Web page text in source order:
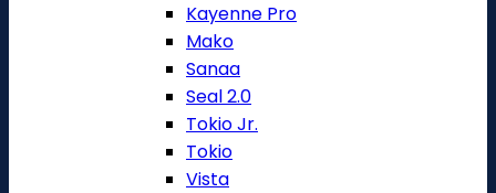
Kayenne Pro
Mako
Sanaa
Seal 2.0
Tokio Jr.
Tokio
Vista